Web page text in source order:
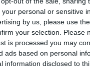
your personal or sensitive
by us, please use
your selection. Please
is processed you may
ads based on personal
information disclosed to
του διεθνούς
βρίσκεται